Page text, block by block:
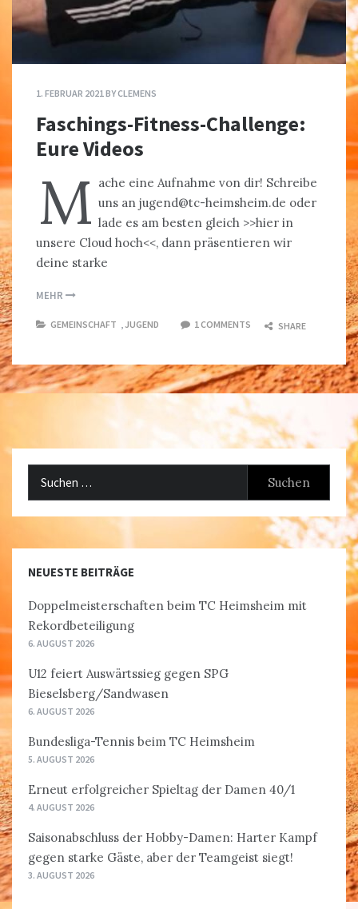
1. FEBRUAR 2021BYCLEMENS
Faschings-Fitness-Challenge:
Eure Videos
M ache eine Aufnahme von dir! Schreibe
uns an jugend@tc-heimsheim.de oder
lade es am besten gleich >>hier in
unsere Cloud hoch<<, dann präsentieren wir
deine starke
MEHR
GEMEINSCHAFT ,JUGEND 1 COMMENTS SHARE
NEUESTE BEITRÄGE
Doppelmeisterschaften beim TC Heimsheim mit
Rekordbeteiligung
6. AUGUST 2026
U12 feiert Auswärtssieg gegen SPG
Bieselsberg/Sandwasen
6. AUGUST 2026
Bundesliga-Tennis beim TC Heimsheim
5. AUGUST 2026
Erneut erfolgreicher Spieltag der Damen 40/1
4. AUGUST 2026
Saisonabschluss der Hobby-Damen: Harter Kampf
gegen starke Gäste, aber der Teamgeist siegt!
3. AUGUST 2026